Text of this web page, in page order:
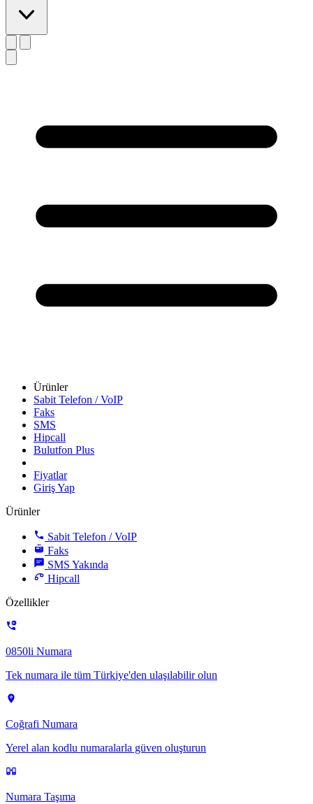
Ürünler
Sabit Telefon / VoIP
Faks
SMS
Hipcall
Bulutfon Plus
Fiyatlar
Giriş Yap
Ürünler
Sabit Telefon / VoIP
Faks
SMS Yakında
Hipcall
Özellikler
0850li Numara
Tek numara ile tüm Türkiye'den ulaşılabilir olun
Coğrafi Numara
Yerel alan kodlu numaralarla güven oluşturun
Numara Taşıma